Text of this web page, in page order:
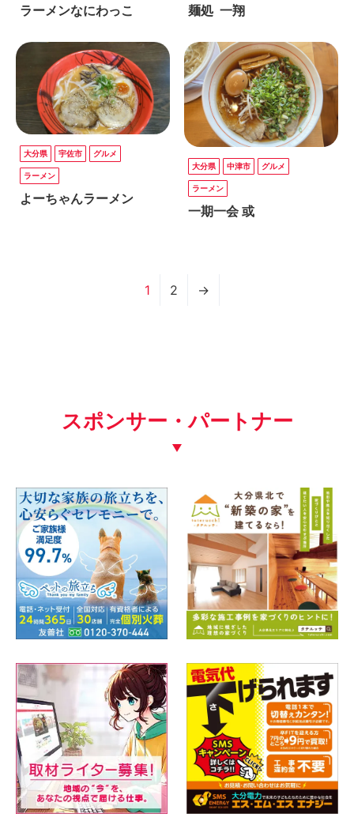
ラーメンなにわっこ 麺処 一翔
大分県 宇佐市 グルメ
ラーメン
よーちゃんラーメン
大分県 中津市 グルメ
ラーメン
一期一会 或
1 2 →
スポンサー・パートナー